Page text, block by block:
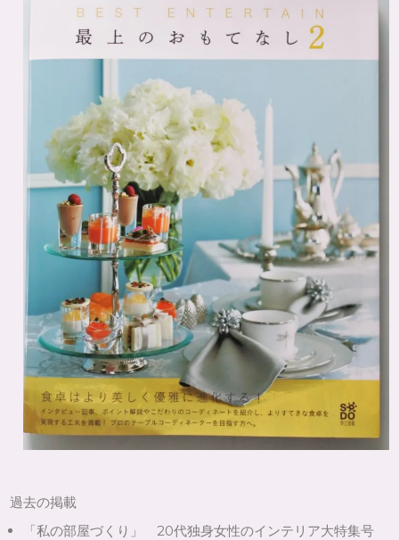
過去の掲載
「私の部屋づくり」 20代独身女性のインテリア大特集号